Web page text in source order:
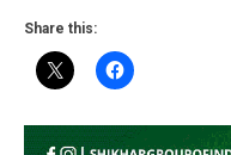
Share this: